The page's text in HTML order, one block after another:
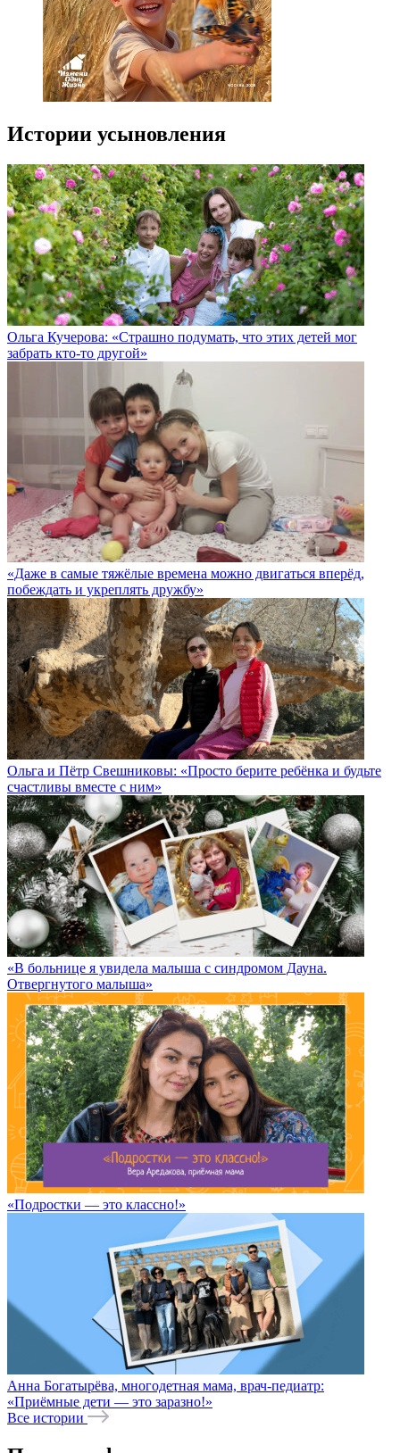
Истории усыновления
Ольга Кучерова: «Страшно подумать, что этих детей мог
забрать кто-то другой»
«Даже в самые тяжёлые времена можно двигаться вперёд,
побеждать и укреплять дружбу»
Ольга и Пётр Свешниковы: «Просто берите ребёнка и будьте
счастливы вместе с ним»
«В больнице я увидела малыша с синдромом Дауна.
Отвергнутого малыша»
«Подростки — это классно!»
Анна Богатырёва, многодетная мама, врач-педиатр:
«Приёмные дети — это заразно!»
Все истории